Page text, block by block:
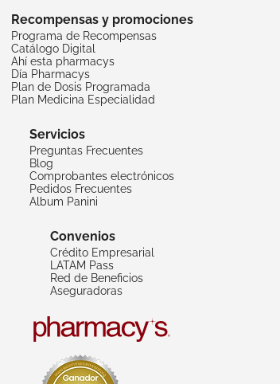
Recompensas y promociones
Programa de Recompensas
Catálogo Digital
Ahí esta pharmacys
Día Pharmacys
Plan de Dosis Programada
Plan Medicina Especialidad
Servicios
Preguntas Frecuentes
Blog
Comprobantes electrónicos
Pedidos Frecuentes
Album Panini
Convenios
Crédito Empresarial
LATAM Pass
Red de Beneficios
Aseguradoras